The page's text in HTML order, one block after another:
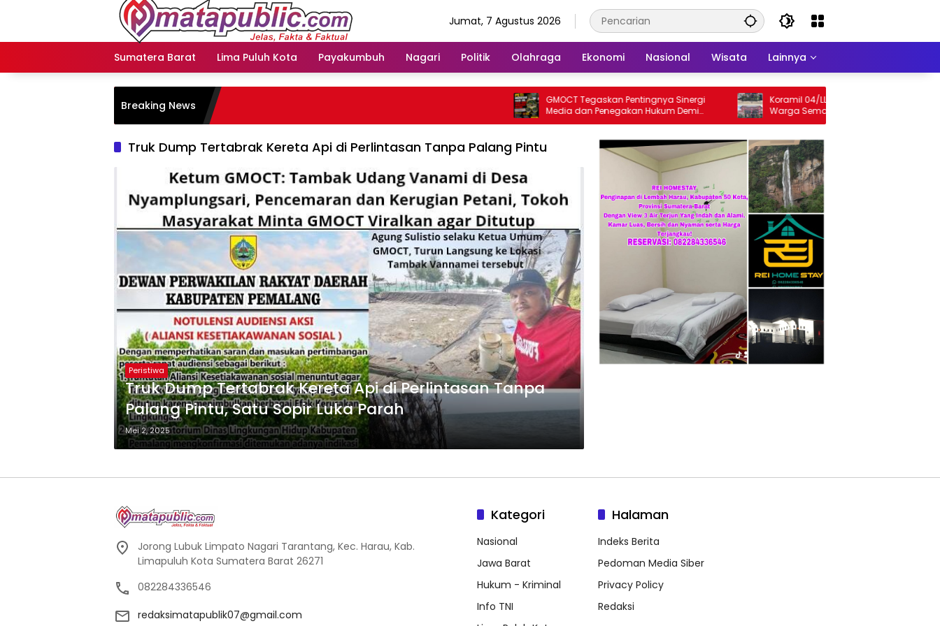
Jumat, 7 Agustus 2026
Sumatera Barat Lima Puluh Kota Payakumbuh Nagari Politik Olahraga Ekonomi Nasional Wisata Lainnya
Breaking News
GMOCT Tegaskan Pentingnya Sinergi
Media dan Penegakan Hukum Demi
Masa Depan Kabupaten Limapuluh Kota
Koramil 04/LL Kodim 013/Padang Ajak
Warga Semarakkan HUT Ke-81 RI
Sepanjang Agustus
Truk Dump Tertabrak Kereta Api di Perlintasan Tanpa Palang Pintu
Peristiwa
Truk Dump Tertabrak Kereta Api di Perlintasan Tanpa
Palang Pintu, Satu Sopir Luka Parah
Mei 2, 2025
Jorong Lubuk Limpato Nagari Tarantang, Kec. Harau, Kab.
Limapuluh Kota Sumatera Barat 26271
082284336546
redaksimatapublik07@gmail.com
Kategori
Nasional
Jawa Barat
Hukum - Kriminal
Info TNI
Halaman
Indeks Berita
Pedoman Media Siber
Privacy Policy
Redaksi